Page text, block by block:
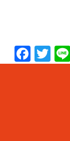
F
ac
T
w